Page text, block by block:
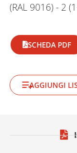
(RAL 9016) - 2
SCHEDA PDF
AGGIUNGI